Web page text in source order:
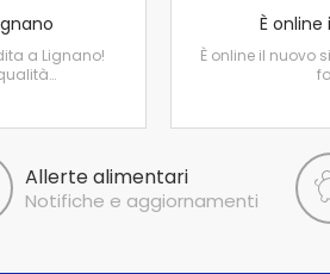
a Lignano!
È online
È online il nuovo
Allerte alimentari
Notifiche e aggiornamenti